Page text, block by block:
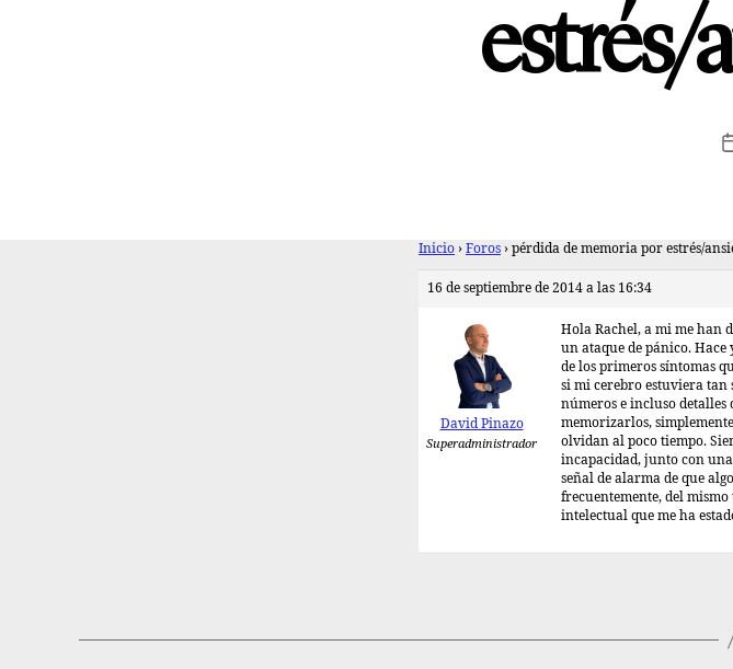
estrés/
Inicio › Foros › pérdida de memoria por estrés/
16 de septiembre de 2014 a las 16:34
David Pinazo
Superadministrador
Hola Rachel, a mi me han
un ataque de pánico. Hace
de los primeros síntomas
si mi cerebro estuviera tan
números e incluso detalles
memorizarlos,
olvidan al poco tiempo.
incapacidad, junto con
señal de alarma de que
frecuentemente, del mismo
intelectual que me ha